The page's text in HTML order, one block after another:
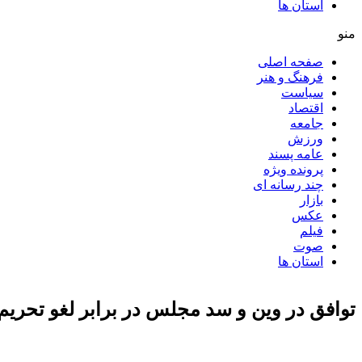
استان ها
منو
صفحه اصلی
فرهنگ و هنر
سیاست
اقتصاد
جامعه
ورزش
عامه پسند
پرونده ویژه
چند رسانه ای
بازار
عکس
فیلم
صوت
استان ها
توافق در وین و سد مجلس در برابر لغو